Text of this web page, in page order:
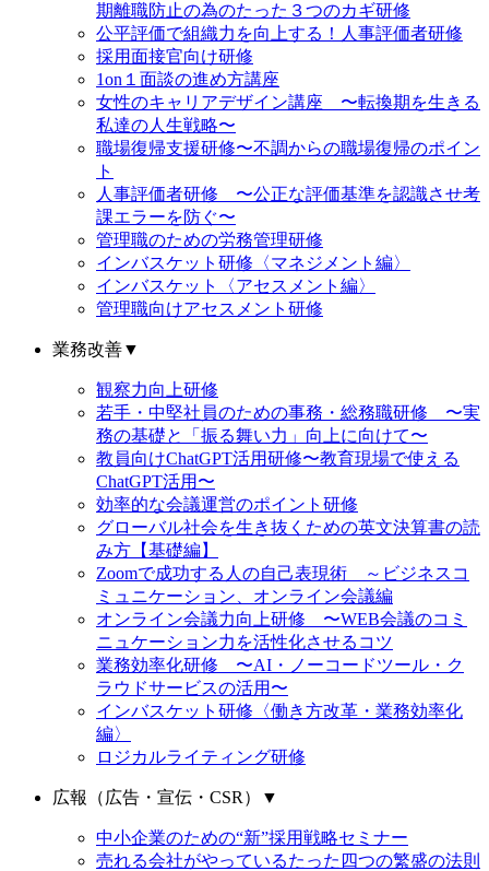
期離職防止の為のたった３つのカギ研修
公平評価で組織力を向上する！人事評価者研修
採用面接官向け研修
1on１面談の進め方講座
女性のキャリアデザイン講座 〜転換期を生きる
私達の人生戦略〜
職場復帰支援研修〜不調からの職場復帰のポイン
ト
人事評価者研修 〜公正な評価基準を認識させ考
課エラーを防ぐ〜
管理職のための労務管理研修
インバスケット研修〈マネジメント編〉
インバスケット〈アセスメント編〉
管理職向けアセスメント研修
業務改善▼
観察力向上研修
若手・中堅社員のための事務・総務職研修 〜実
務の基礎と「振る舞い力」向上に向けて〜
教員向けChatGPT活用研修〜教育現場で使える
ChatGPT活用〜
効率的な会議運営のポイント研修
グローバル社会を生き抜くための英文決算書の読
み方【基礎編】
Zoomで成功する人の自己表現術 ～ビジネスコ
ミュニケーション、オンライン会議編
オンライン会議力向上研修 〜WEB会議のコミ
ニュケーション力を活性化させるコツ
業務効率化研修 〜AI・ノーコードツール・ク
ラウドサービスの活用〜
インバスケット研修〈働き方改革・業務効率化
編〉
ロジカルライティング研修
広報（広告・宣伝・CSR） ▼
中小企業のための“新”採用戦略セミナー
売れる会社がやっているたった四つの繁盛の法則